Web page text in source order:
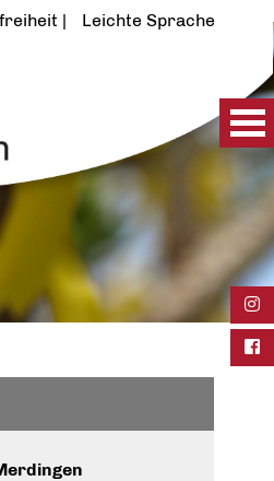
Leichte Sprache